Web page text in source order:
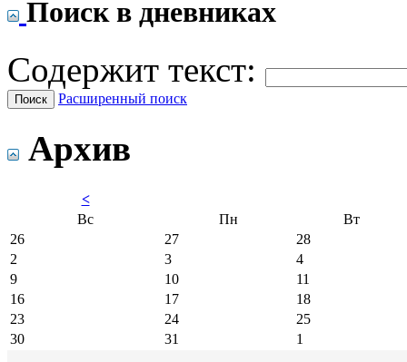
Поиск в дневниках
Содержит текст:
Расширенный поиск
Архив
<
Вс
Пн
Вт
26
27
28
2
3
4
9
10
11
16
17
18
23
24
25
30
31 1